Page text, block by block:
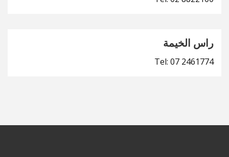
راس الخيمة
Tel: 07 2461774